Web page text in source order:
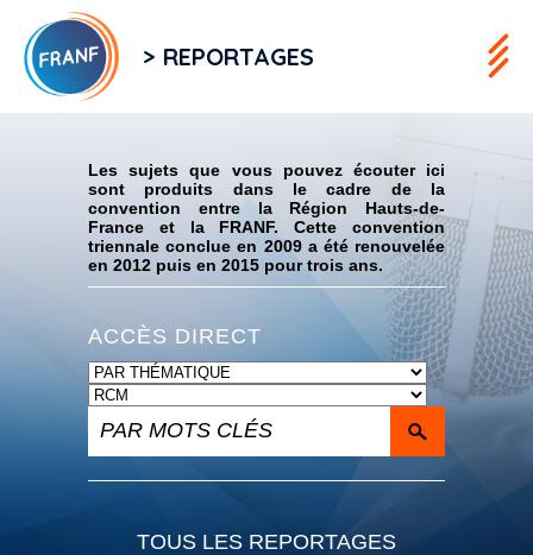
> REPORTAGES
Les sujets que vous pouvez écouter ici
sont produits dans le cadre de la
convention entre la Région Hauts-de-
France et la FRANF. Cette convention
triennale conclue en 2009 a été renouvelée
en 2012 puis en 2015 pour trois ans.
ACCÈS DIRECT
TOUS LES REPORTAGES